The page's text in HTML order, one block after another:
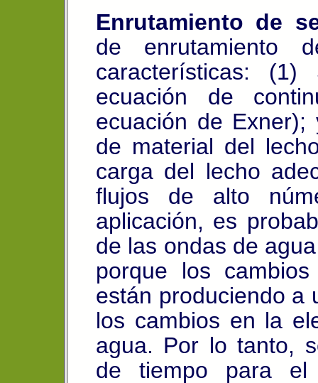
Enrutamiento de
de enrutamiento
características:
ecuación de
ecuación de
de material del
carga del lecho
flujos de alto
aplicación, es
de las ondas de
porque los
están produciendo a
los cambios en la
agua. Por lo tanto,
de tiempo para el